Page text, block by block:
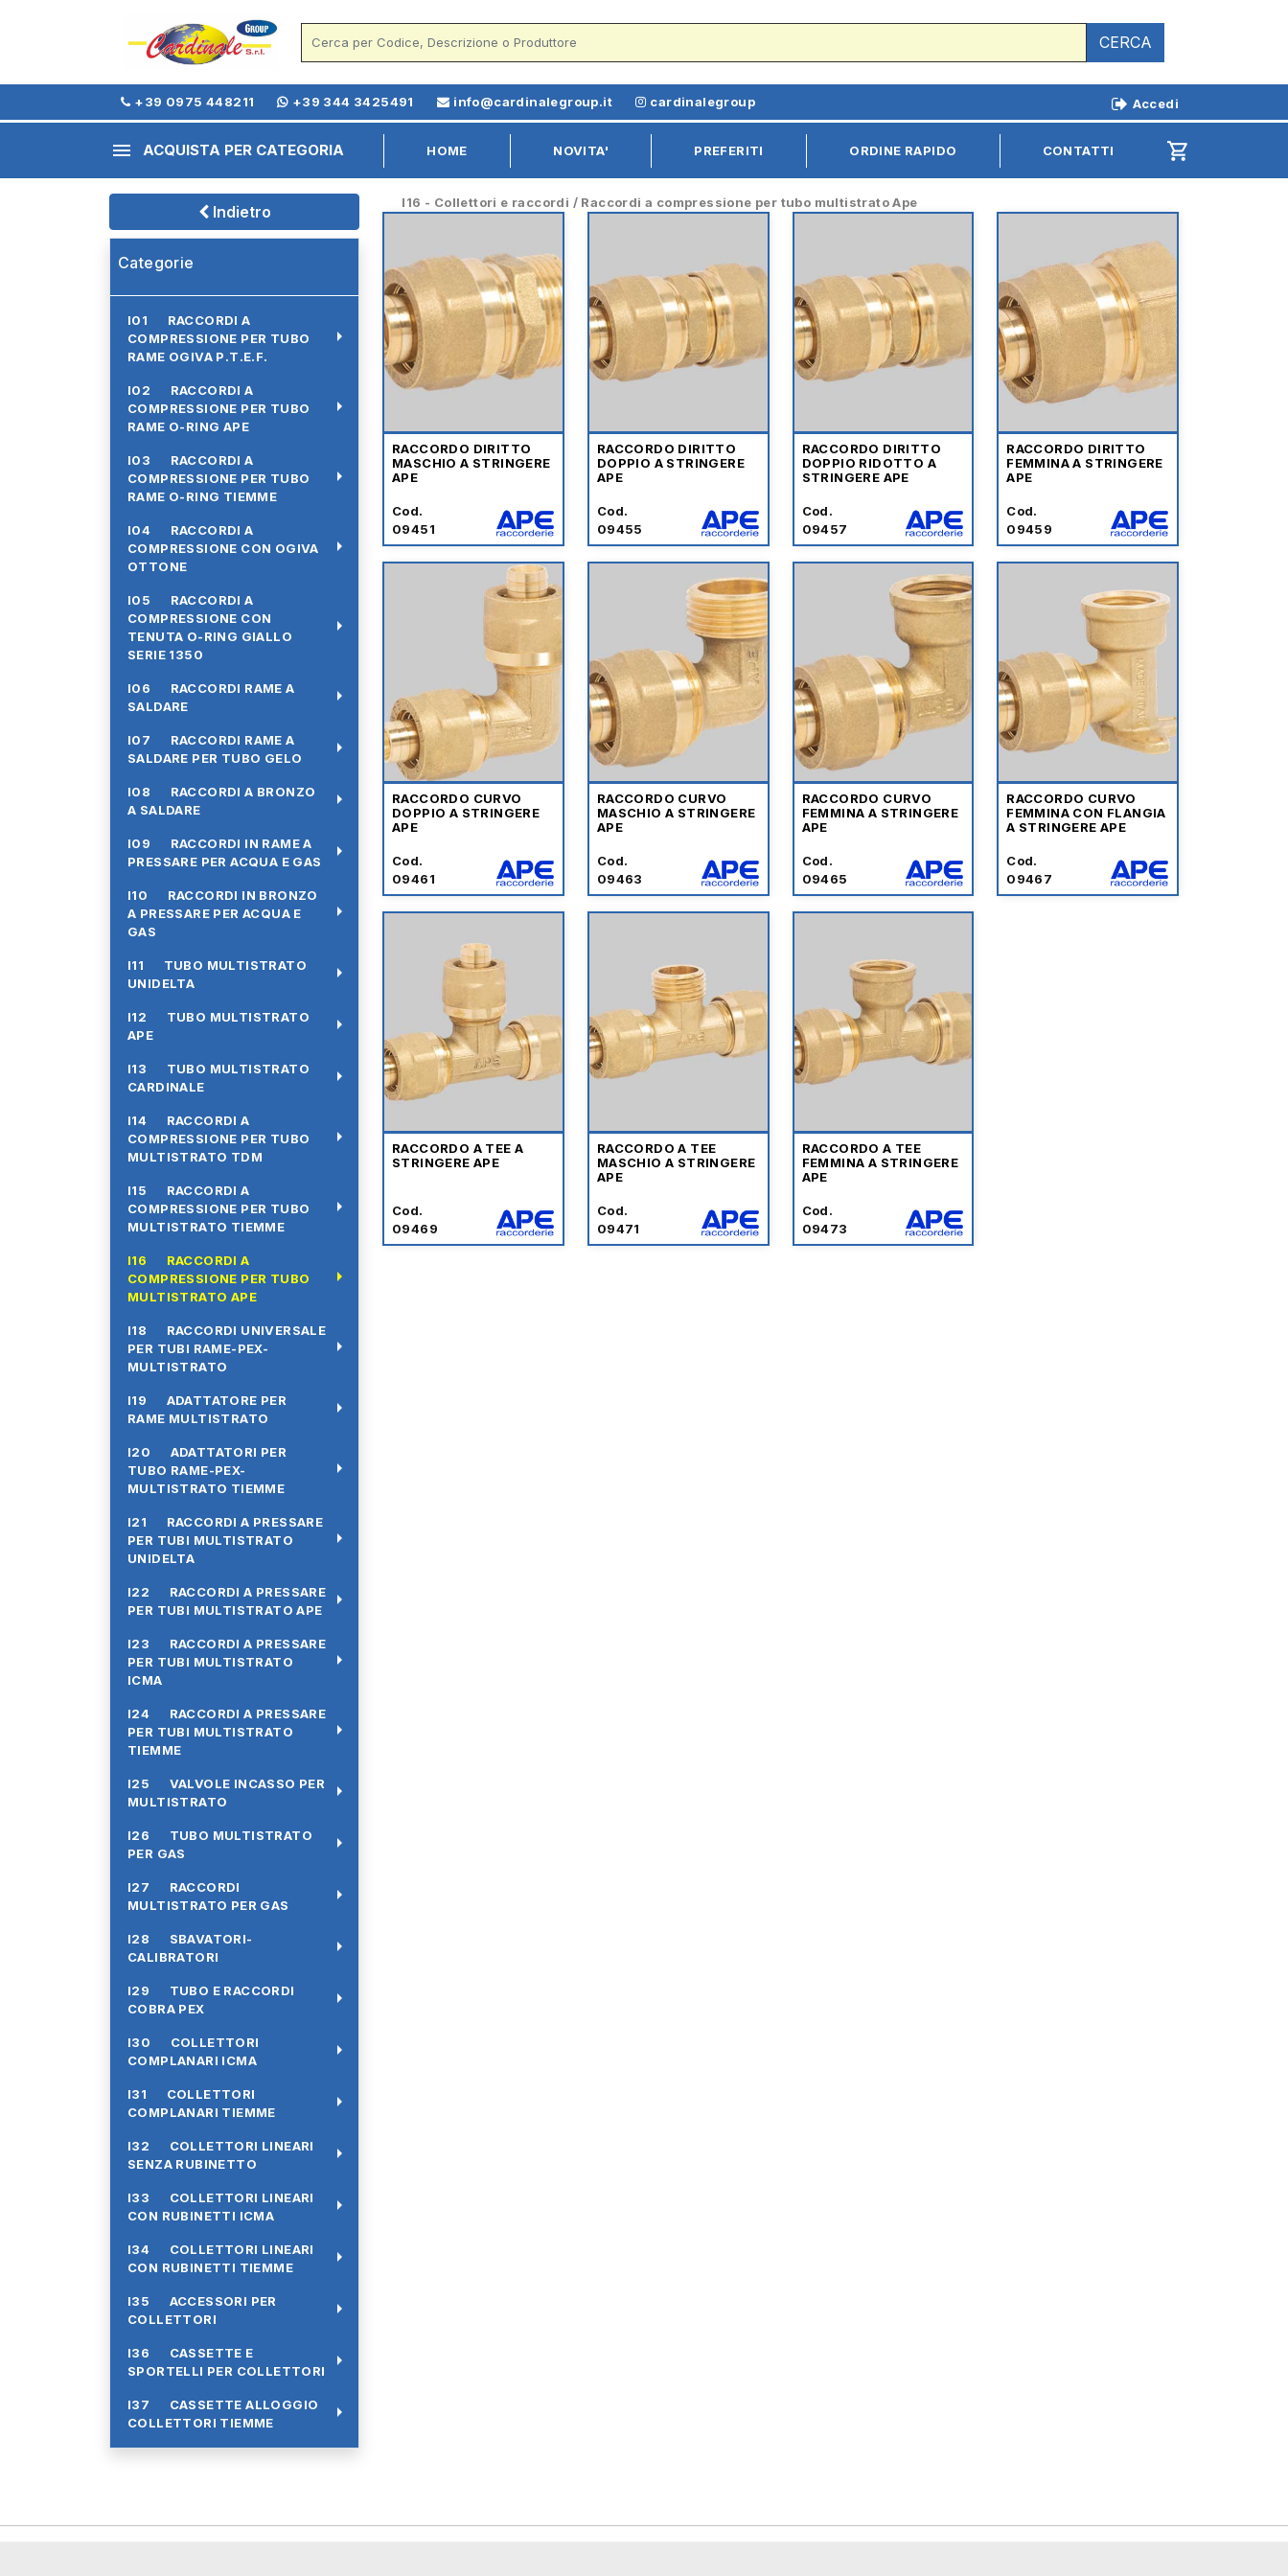
CERCA
+39 0975 448211 +39 344 3425491 info@cardinalegroup.it cardinalegroup Accedi
menu ACQUISTA PER CATEGORIA HOME NOVITA' PREFERITI ORDINE RAPIDO CONTATTI shopping_cart
Indietro
Categorie
I01 RACCORDI A
COMPRESSIONE PER TUBO
RAME OGIVA P.T.E.F.
arrow_right
I02 RACCORDI A
COMPRESSIONE PER TUBO
RAME O-RING APE
arrow_right
I03 RACCORDI A
COMPRESSIONE PER TUBO
RAME O-RING TIEMME
arrow_right
I04 RACCORDI A
COMPRESSIONE CON OGIVA
OTTONE
arrow_right
I05 RACCORDI A
COMPRESSIONE CON
TENUTA O-RING GIALLO
SERIE 1350
arrow_right
I06 RACCORDI RAME A
SALDARE
arrow_right
I07 RACCORDI RAME A
SALDARE PER TUBO GELO
arrow_right
I08 RACCORDI A BRONZO
A SALDARE
arrow_right
I09 RACCORDI IN RAME A
PRESSARE PER ACQUA E GAS
arrow_right
I10 RACCORDI IN BRONZO
A PRESSARE PER ACQUA E
GAS
arrow_right
I11 TUBO MULTISTRATO
UNIDELTA
arrow_right
I12 TUBO MULTISTRATO
APE
arrow_right
I13 TUBO MULTISTRATO
CARDINALE
arrow_right
I14 RACCORDI A
COMPRESSIONE PER TUBO
MULTISTRATO TDM
arrow_right
I15 RACCORDI A
COMPRESSIONE PER TUBO
MULTISTRATO TIEMME
arrow_right
I16 RACCORDI A
COMPRESSIONE PER TUBO
MULTISTRATO APE
arrow_right
I18 RACCORDI UNIVERSALE
PER TUBI RAME-PEX-
MULTISTRATO
arrow_right
I19 ADATTATORE PER
RAME MULTISTRATO
arrow_right
I20 ADATTATORI PER
TUBO RAME-PEX-
MULTISTRATO TIEMME
arrow_right
I21 RACCORDI A PRESSARE
PER TUBI MULTISTRATO
UNIDELTA
arrow_right
I22 RACCORDI A PRESSARE
PER TUBI MULTISTRATO APE
arrow_right
I23 RACCORDI A PRESSARE
PER TUBI MULTISTRATO
ICMA
arrow_right
I24 RACCORDI A PRESSARE
PER TUBI MULTISTRATO
TIEMME
arrow_right
I25 VALVOLE INCASSO PER
MULTISTRATO
arrow_right
I26 TUBO MULTISTRATO
PER GAS
arrow_right
I27 RACCORDI
MULTISTRATO PER GAS
arrow_right
I28 SBAVATORI-
CALIBRATORI
arrow_right
I29 TUBO E RACCORDI
COBRA PEX
arrow_right
I30 COLLETTORI
COMPLANARI ICMA
arrow_right
I31 COLLETTORI
COMPLANARI TIEMME
arrow_right
I32 COLLETTORI LINEARI
SENZA RUBINETTO
arrow_right
I33 COLLETTORI LINEARI
CON RUBINETTI ICMA
arrow_right
I34 COLLETTORI LINEARI
CON RUBINETTI TIEMME
arrow_right
I35 ACCESSORI PER
COLLETTORI
arrow_right
I36 CASSETTE E
SPORTELLI PER COLLETTORI
arrow_right
I37 CASSETTE ALLOGGIO
COLLETTORI TIEMME
arrow_right
I16 - Collettori e raccordi / Raccordi a compressione per tubo multistrato Ape
RACCORDO DIRITTO
MASCHIO A STRINGERE
APE
Cod.
09451
RACCORDO DIRITTO
DOPPIO A STRINGERE
APE
Cod.
09455
RACCORDO DIRITTO
DOPPIO RIDOTTO A
STRINGERE APE
Cod.
09457
RACCORDO DIRITTO
FEMMINA A STRINGERE
APE
Cod.
09459
RACCORDO CURVO
DOPPIO A STRINGERE
APE
Cod.
09461
RACCORDO CURVO
MASCHIO A STRINGERE
APE
Cod.
09463
RACCORDO CURVO
FEMMINA A STRINGERE
APE
Cod.
09465
RACCORDO CURVO
FEMMINA CON FLANGIA
A STRINGERE APE
Cod.
09467
RACCORDO A TEE A
STRINGERE APE
Cod.
09469
RACCORDO A TEE
MASCHIO A STRINGERE
APE
Cod.
09471
RACCORDO A TEE
FEMMINA A STRINGERE
APE
Cod.
09473